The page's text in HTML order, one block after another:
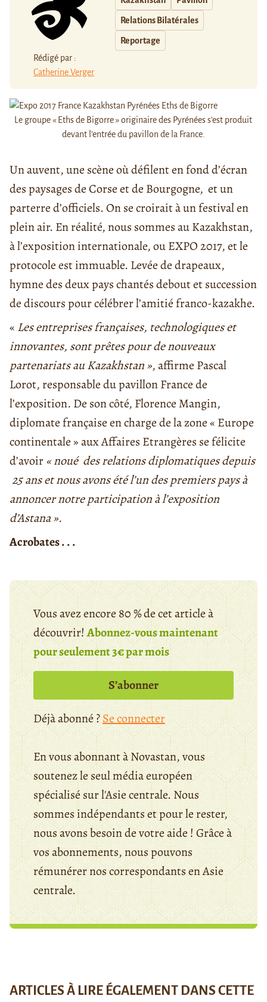
Rédigé par :
Catherine Verger
Relations Bilatérales
Reportage
Le groupe « Eths de Bigorre » originaire des Pyrénées s'est produit
devant l’entrée du pavillon de la France.
Un auvent, une scène où défilent en fond d’écran
des paysages de Corse et de Bourgogne, et un
parterre d’officiels. On se croirait à un festival en
plein air. En réalité, nous sommes au Kazakhstan,
à l’exposition internationale, ou EXPO 2017, et le
protocole est immuable. Levée de drapeaux,
hymne des deux pays chantés debout et succession
de discours pour célébrer l’amitié franco-kazakhe.
« Les entreprises françaises, technologiques et
innovantes, sont prêtes pour de nouveaux
partenariats au Kazakhstan », affirme Pascal
Lorot, responsable du pavillon France de
l’exposition. De son côté, Florence Mangin,
diplomate française en charge de la zone « Europe
continentale » aux Affaires Etrangères se félicite
d’avoir«noué des relations diplomatiques depuis
25 ans et nous avons été l’un des premiers pays à
annoncer notre participation à l’exposition
d’Astana ».
Acrobates . . .
Vous avez encore 80 % de cet article à
découvrir!Abonnez-vous maintenant
pour seulement 3€ par mois
S’abonner
Déjà abonné ?Se connecter
En vous abonnant à Novastan, vous
soutenez le seul média européen
spécialisé sur l'Asie centrale. Nous
sommes indépendants et pour le rester,
nous avons besoin de votre aide ! Grâce à
vos abonnements, nous pouvons
rémunérer nos correspondants en Asie
centrale.
ARTICLES À LIRE ÉGALEMENT DANS CETTE